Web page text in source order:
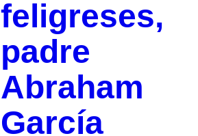
feligreses,
padre
Abraham
García